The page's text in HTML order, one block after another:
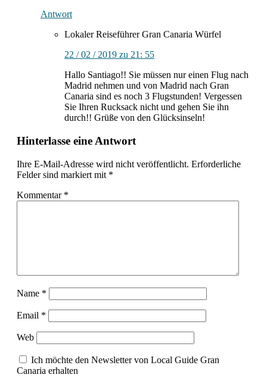
Antwort
Lokaler Reiseführer Gran Canaria Würfel
22 / 02 / 2019 zu 21: 55
Hallo Santiago!! Sie müssen nur einen Flug nach
Madrid nehmen und von Madrid nach Gran
Canaria sind es noch 3 Flugstunden! Vergessen
Sie Ihren Rucksack nicht und gehen Sie ihn
durch!! Grüße von den Glücksinseln!
Hinterlasse eine Antwort
Ihre E-Mail-Adresse wird nicht veröffentlicht. Erforderliche
Felder sind markiert mit *
Kommentar *
Name *
Email *
Web
Ich möchte den Newsletter von Local Guide Gran
Canaria erhalten